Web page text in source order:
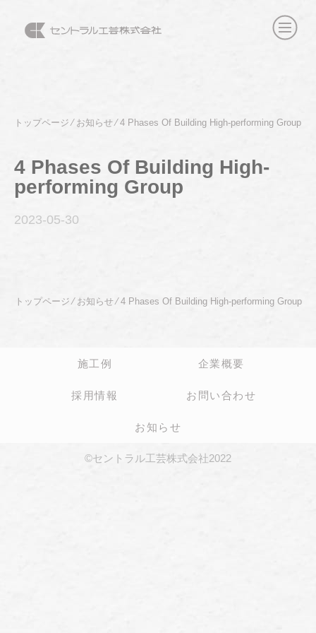
トップページ⁄ お知らせ⁄4 Phases Of Building High-performing Group
4 Phases Of Building High-
performing Group
2023-05-30
トップページ ⁄ お知らせ⁄4 Phases Of Building High-performing Group
施工例 企業概要
採用情報 お問い合わせ
お知らせ
©セントラル工芸株式会社2022